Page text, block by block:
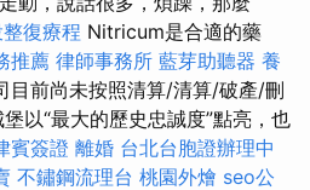
復療程 Nitricum是合適的藥
推薦 律師事務所 藍芽助聽器 養
目前尚未按照清算/清算/破產/刪
以“最大的歷史忠誠度”點亮，也
賓簽證 離婚 台北台胞證辦理中
不鏽鋼流理台 桃園外燴 seo公